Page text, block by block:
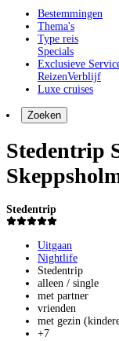
Bestemmingen
Thema's
Type reis
Specials
Exclusieve
ReizenVerblijf
Luxe cruises
Zoeken
Stedentrip
Stedentrip
Uitgaan
Nightlife
Stedentrip
alleen / single
met partner
vrienden
met gezin
+7